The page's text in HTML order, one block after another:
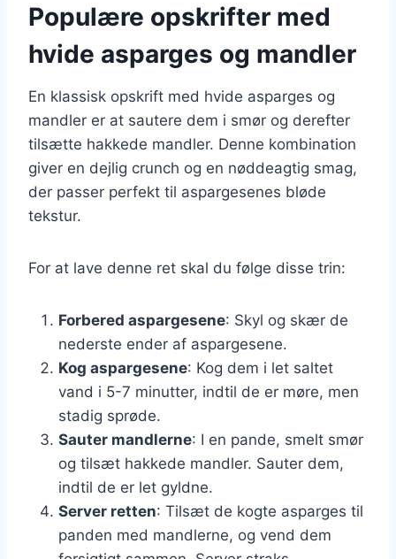
Populære opskrifter med
hvide asparges og mandler
En klassisk opskrift med hvide asparges og
mandler er at sautere dem i smør og derefter
tilsætte hakkede mandler. Denne kombination
giver en dejlig crunch og en nøddeagtig smag,
der passer perfekt til aspargesenes bløde
tekstur.
For at lave denne ret skal du følge disse trin:
Forbered aspargesene: Skyl og skær de
nederste ender af aspargesene.
Kog aspargesene: Kog dem i let saltet
vand i 5-7 minutter, indtil de er møre, men
stadig sprøde.
Sauter mandlerne: I en pande, smelt smør
og tilsæt hakkede mandler. Sauter dem,
indtil de er let gyldne.
Server retten: Tilsæt de kogte asparges til
panden med mandlerne, og vend dem